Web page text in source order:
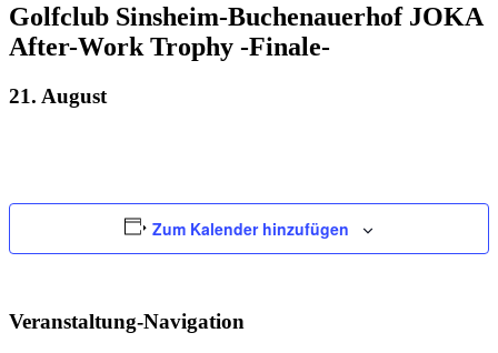
Golfclub Sinsheim-Buchenauerhof JOKA
After-Work Trophy -Finale-
21. August
Zum Kalender hinzufügen
Veranstaltung-Navigation